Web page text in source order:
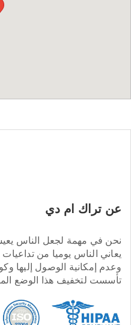
عن تراك ام دي
نحن في مهمة لجعل الناس
يعاني الناس يوميا من
وعدم إمكانية الوصول إليها
تأسست لتخفيف هذا الوضع